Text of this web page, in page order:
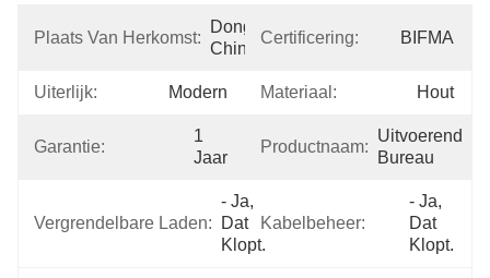
Plaats Van Herkomst:
Dongguan,
China
Certificering: BIFMA
Uiterlijk: Modern Materiaal: Hout
Garantie:
1
Jaar
Productnaam:
Uitvoerend
Bureau
Vergrendelbare Laden:
- Ja,
Dat
Klopt.
Kabelbeheer:
- Ja,
Dat
Klopt.